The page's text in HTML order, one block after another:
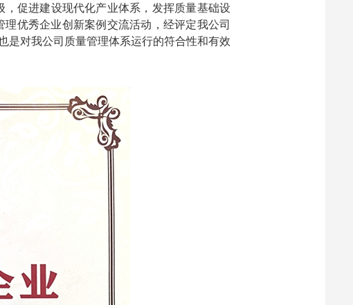
促进建设现代化产业体系，发挥质量基础设
优秀企业创新案例交流活动，经评定我公司
是对我公司质量管理体系运行的符合性和有效